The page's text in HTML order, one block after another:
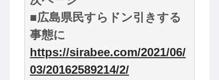
■広島県民すらドン引きする
事態に
https://sirabee.com/2021/06/
03/20162589214/2/